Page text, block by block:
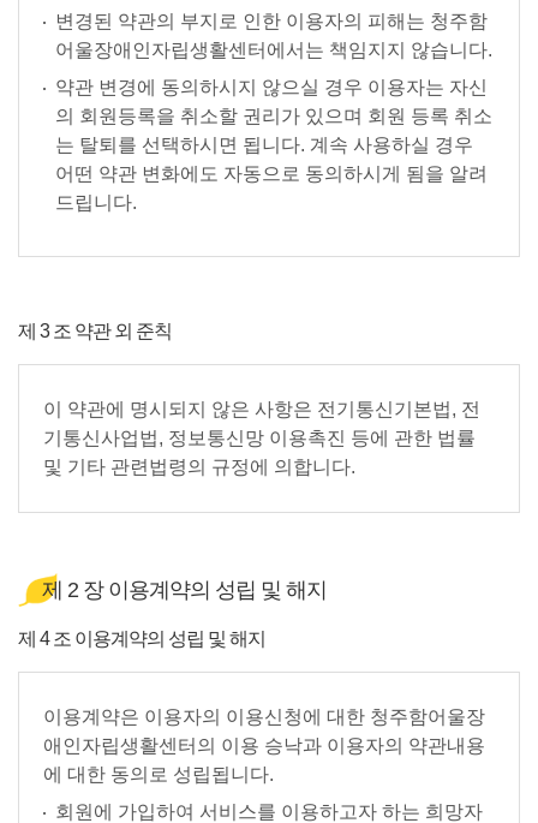
변경된 약관의 부지로 인한 이용자의 피해는 청주함
어울장애인자립생활센터에서는 책임지지 않습니다.
약관 변경에 동의하시지 않으실 경우 이용자는 자신
의 회원등록을 취소할 권리가 있으며 회원 등록 취소
는 탈퇴를 선택하시면 됩니다. 계속 사용하실 경우
어떤 약관 변화에도 자동으로 동의하시게 됨을 알려
드립니다.
제 3 조 약관 외 준칙
이 약관에 명시되지 않은 사항은 전기통신기본법, 전
기통신사업법, 정보통신망 이용촉진 등에 관한 법률
및 기타 관련법령의 규정에 의합니다.
제 2 장 이용계약의 성립 및 해지
제 4 조 이용계약의 성립 및 해지
이용계약은 이용자의 이용신청에 대한 청주함어울장
애인자립생활센터의 이용 승낙과 이용자의 약관내용
에 대한 동의로 성립됩니다.
회원에 가입하여 서비스를 이용하고자 하는 희망자